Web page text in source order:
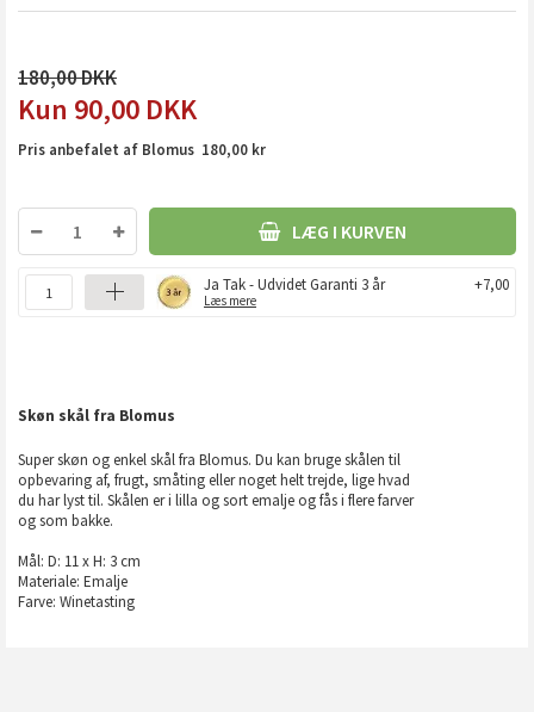
180,00
90,00 DKK
Pris anbefalet af Blomus 180,00 kr
LÆG I KURVEN
Ja Tak - Udvidet Garanti 3 år
Læs mere
+7,00
Skøn skål fra Blomus
Super skøn og enkel skål fra Blomus. Du kan bruge skålen til
opbevaring af, frugt, småting eller noget helt trejde, lige hvad
du har lyst til. Skålen er i lilla og sort emalje og fås i flere farver
og som bakke.
Mål: D: 11 x H: 3 cm
Materiale: Emalje
Farve: Winetasting